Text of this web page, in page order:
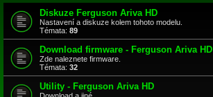
Diskuze Ferguson Ariva HD
Nastavení a diskuze kolem tohoto modelu.
Témata: 89
Download firmware - Ferguson Ariva HD
Zde naleznete firmware.
Témata: 32
Utility - Ferguson Ariva HD